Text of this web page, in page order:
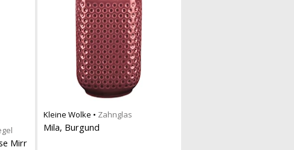
Mirr
Kleine Wolke • Zahnglas
Mila, Burgund